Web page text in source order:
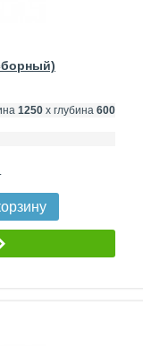
1250 х глубина 600